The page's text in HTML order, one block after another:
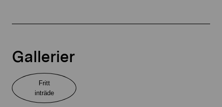
Gallerier
Fritt
inträde